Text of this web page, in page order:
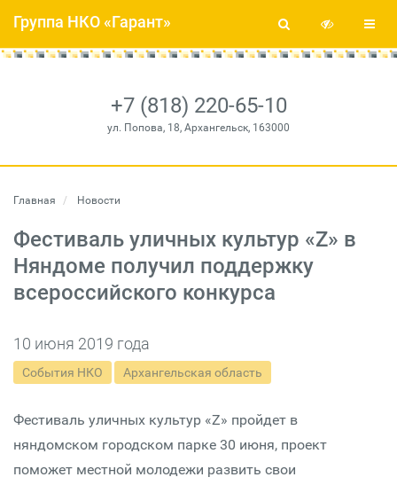
+7 (818) 220-65-10
ул. Попова, 18, Архангельск, 163000
Группа НКО «Гарант»
Главная Новости
Фестиваль уличных культур «Z» в
Няндоме получил поддержку
всероссийского конкурса
10 июня 2019 года
События НКО Архангельская область
Фестиваль уличных культур «Z» пройдет в
няндомском городском парке 30 июня, проект
поможет местной молодежи развить свои